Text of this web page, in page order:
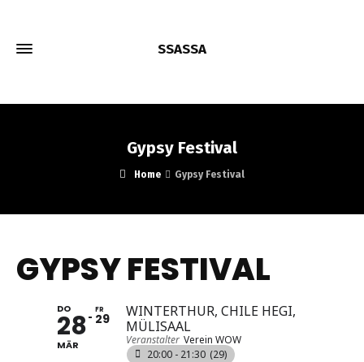
SSASSA
Gypsy Festival
Home Gypsy Festival
GYPSY FESTIVAL
DO
28
MÄR
FR
29
WINTERTHUR, CHILE HEGI,
MÜLISAAL
Veranstalter Verein WOW
20:00 - 21:30 (29)